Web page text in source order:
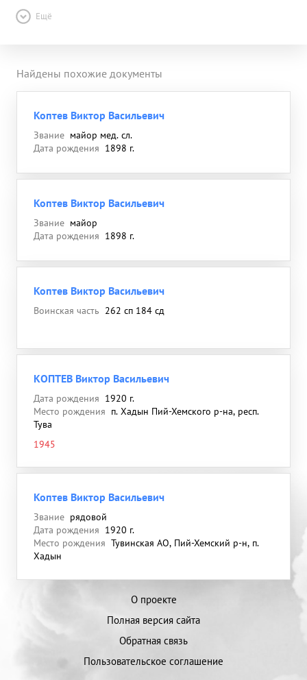
Ещё
Найдены похожие документы
Коптев Виктор Васильевич
Звание майор мед. сл.
Дата рождения 1898 г.
Коптев Виктор Васильевич
Звание майор
Дата рождения 1898 г.
Коптев Виктор Васильевич
Воинская часть 262 сп 184 сд
КОПТЕВ Виктор Васильевич
Дата рождения 1920 г.
Место рождения п. Хадын Пий-Хемского р-на, респ.
Тува
1945
Коптев Виктор Васильевич
Звание рядовой
Дата рождения 1920 г.
Место рождения Тувинская АО, Пий-Хемский р-н, п.
Хадын
О проекте
Полная версия сайта
Обратная связь
Пользовательское соглашение